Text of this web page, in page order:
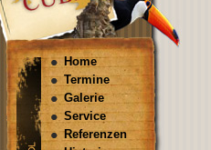
Home
Termine
Galerie
Service
Referenzen